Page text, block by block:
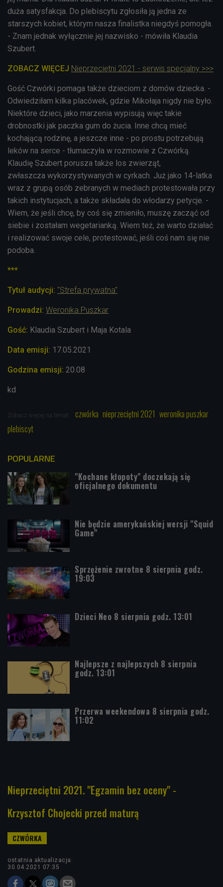
duża satysfakcja. Do plebiscytu zgłosiła ją jedna ze
starszych kobiet, którym nasza finalistka niegdyś pomogła.
- Znam jednak wyłącznie jej nazwisko - mówiła Klaudia
Szubert.
ZOBACZ WIĘCEJ Nieprzeciętni 2021 - serwis specjalny >>>
Gość Czwórki pomaga także dzieciom z domów dziecka. -
Odwiedziłam kilka placówek, gdzie Mikołaja nigdy nie było.
Niektóre dzieci, jako marzenia wypisują więc takie
drobnostki jak paczka gum do żucia. Inne chcą mieć
kochającą rodzinę, a jeszcze inne - po prostu potrzebują
leków na serce - tłumaczyła w rozmowie z Czwórką.
Klaudię Szubert porusza także los zwierząt,
zwłaszcza wykorzystywanych w cyrkach. Już jako 14-latka
wraz z grupą osób zebranych w mediach protestowała przy
takich instytucjach, a także składała do włodarzy petycje . -
Wiem, że jeśli chcę, by coś się zmieniło, muszę zacząć od
siebie i zostałam wegetarianką. Wiem też, że warto działać
i realizować swoje cele, protestować, jeśli coś nam się nie
podoba.
***
Tytuł audycji: "Strefa prywatna"
Prowadzi: Weronika Puszkar
Gość: Klaudia Szubert i Maja Kotala
Data emisji: 17.05 .2021
Godzina emisji: 20.08
kd
Zobacz więcej na temat: czwórka nieprzeciętni 2021 weronika puszkar
plebiscyt
POPULARNE
"Kochane kłopoty" doczekają się
oficjalnego dokumentu
Nie będzie amerykańskiej wersji "Squid
Game"
Sprzężenie zwrotne 8 sierpnia godz.
19:03
Dzieci Neo 8 sierpnia godz. 13:01
Najlepsze z najlepszych 8 sierpnia
godz. 13:01
Przerwa weekendowa 8 sierpnia godz.
11:02
Nieprzeciętni 2021. "Egzamin bez oceny" -
Krzysztof Chojecki przed maturą
ostatnia aktualizacja:
30.04.2021 07:35